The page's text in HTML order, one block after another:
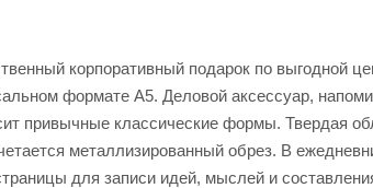
корпоративный подарок по выгодной
формате А5. Деловой аксессуар,
привычные классические формы. Твердая
металлизированный обрез. В
для записи идей, мыслей и